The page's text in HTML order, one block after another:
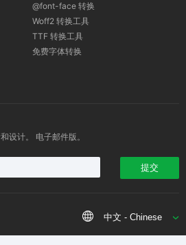
@font-face 转换
Woff2 转换工具
TTF 转换工具
免费字体转换
设计。 电子邮件版。
提交
中文 - Chinese